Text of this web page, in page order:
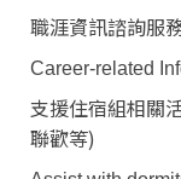
職涯資訊諮詢服
Career-related
支援住宿組相關
聯歡等)